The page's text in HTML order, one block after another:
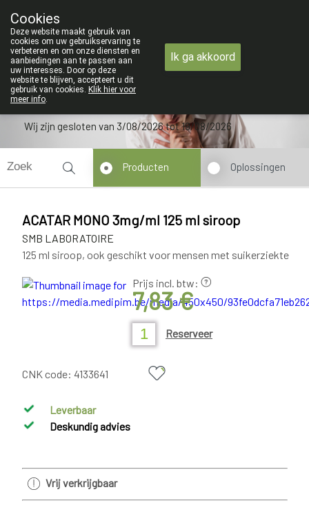
09 228 32 36
Wij zijn gesloten van 3/08/2026 tot 19/08/2026
Producten Oplossingen
ACATAR MONO 3mg/ml 125 ml siroop
SMB LABORATOIRE
125 ml siroop, ook geschikt voor mensen met suikerziekte
Prijs incl. btw:
7,83 €
Reserveer
CNK code: 4133641
Leverbaar
Deskundig advies
Vrij verkrijgbaar
Cookies
Deze website maakt gebruik van
cookies om uw gebruikservaring te
verbeteren en om onze diensten en
aanbiedingen aan te passen aan
uw interesses. Door op deze
website te blijven, accepteert u dit
gebruik van cookies. Klik hier voor
meer info.
Ik ga akkoord